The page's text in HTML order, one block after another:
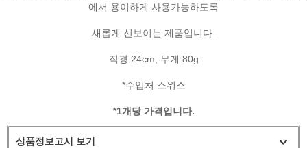
에서 용이하게 사용가능하도록
새롭게 선보이는 제품입니다.
직경:24cm, 무게:80g
*수입처:스위스
*1개당 가격입니다.
상품정보고시 보기